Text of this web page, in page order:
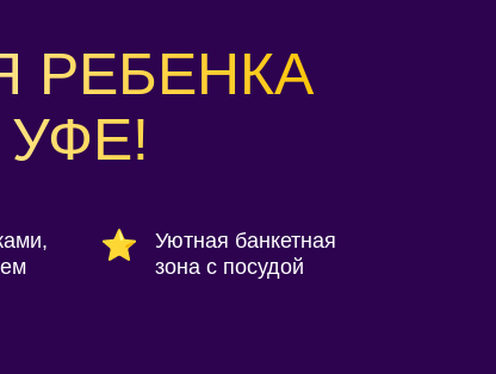
РЕБЕНКА
Уютная банкетная
зона с посудой